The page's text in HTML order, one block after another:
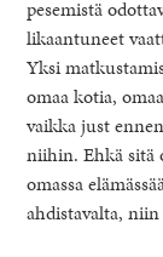
pesemistä
likaantuneet
Yksi
omaa kotia,
vaikka just
niihin. Ehkä sitä
omassa
ahdistavalta,